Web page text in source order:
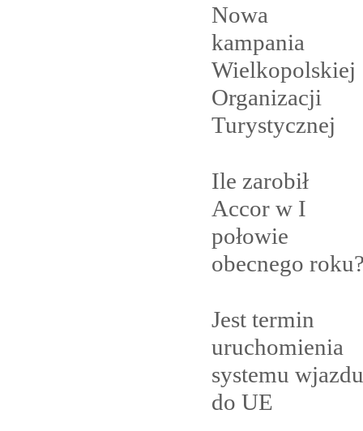
Nowa
kampania
Wielkopolskiej
Organizacji
Turystycznej
Ile zarobił
Accor w I
połowie
obecnego
Jest termin
uruchomienia
systemu wjazdu
do UE